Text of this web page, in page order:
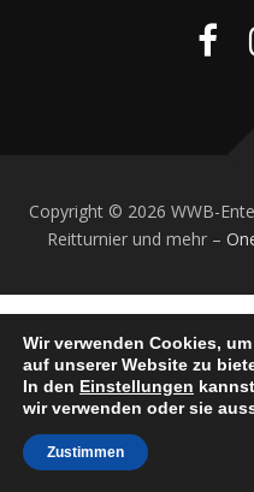
Copyright © 2026 WWB-
Reitturnier und mehr–
Wir verwenden Cookies,
auf unserer Website zu
In den Einstellungen
wir verwenden oder sie
Zustimmen